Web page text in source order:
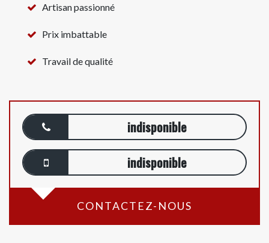
Artisan passionné
Prix imbattable
Travail de qualité
indisponible
indisponible
CONTACTEZ-NOUS